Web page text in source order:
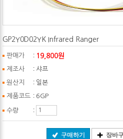
GP2Y0D02YK Infrared Ranger
판매가 : 19,800원
제조사 : 샤프
원산지 : 일본
제품코드 : 6GP
수량 :
구매하기 장바